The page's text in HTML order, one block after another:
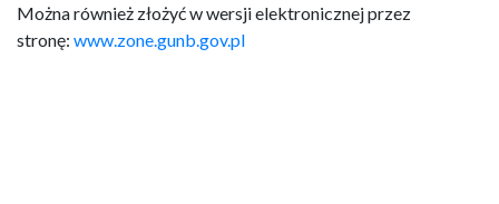
Można również złożyć w wersji elektronicznej przez
stronę: www.zone.gunb.gov.pl